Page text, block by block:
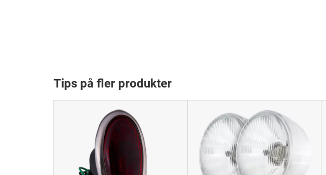
Tips på fler produkter